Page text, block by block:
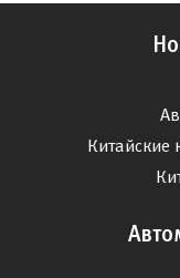
Китайские